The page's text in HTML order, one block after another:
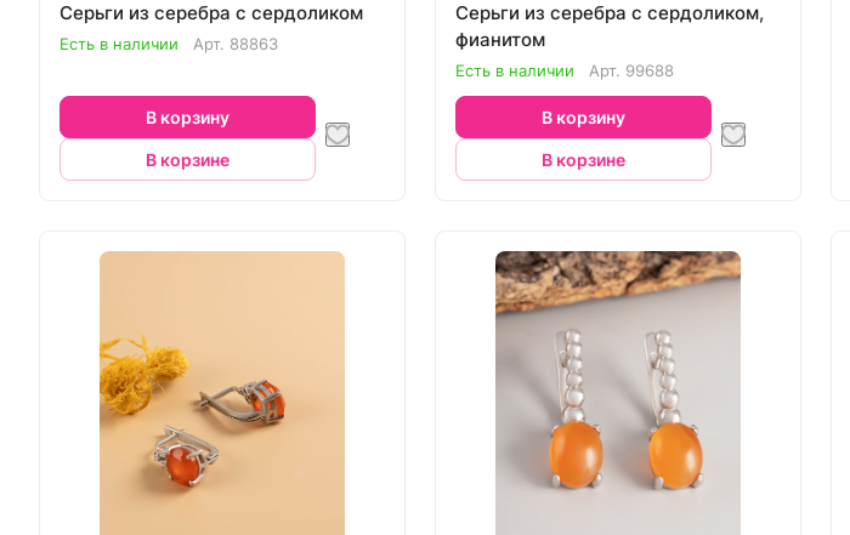
Серьги из серебра с сердоликом
Есть в наличии Арт. 88863
В корзину
В корзине
Серьги из серебра с сердоликом,
фианитом
Есть в наличии Арт. 99688
В корзину
В корзине